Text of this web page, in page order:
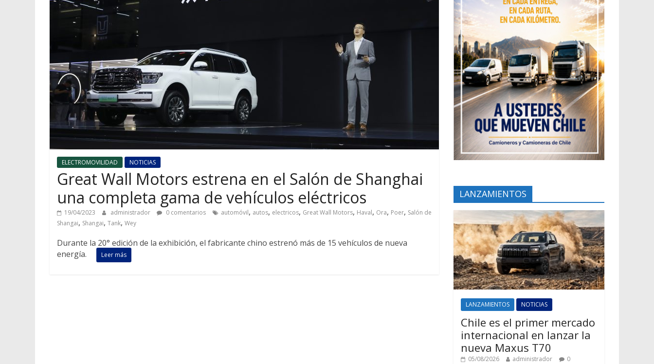
ELECTROMOVILIDAD NOTICIAS
Great Wall Motors estrena en el Salón de Shanghai
una completa gama de vehículos eléctricos
19/04/2023 administrador 0 comentarios automóvil, autos, electricos, Great Wall Motors, Haval, Ora, Poer, Salón de
Shangai, Shangai, Tank, Wey
Durante la 20° edición de la exhibición, el fabricante chino estrenó más de 15 vehículos de nueva
energía.
Leer más
LANZAMIENTOS
LANZAMIENTOS NOTICIAS
Chile es el primer mercado
internacional en lanzar la
nueva Maxus T70
05/08/2026 administrador 0